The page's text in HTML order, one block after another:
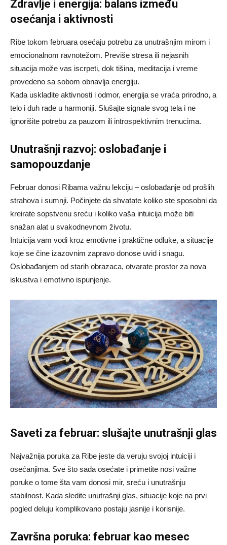
Zdravlje i energija: balans između
osećanja i aktivnosti
Ribe tokom februara osećaju potrebu za unutrašnjim mirom i
emocionalnom ravnotežom. Previše stresa ili nejasnih
situacija može vas iscrpeti, dok tišina, meditacija i vreme
provedeno sa sobom obnavlja energiju.
Kada uskladite aktivnosti i odmor, energija se vraća prirodno, a
telo i duh rade u harmoniji. Slušajte signale svog tela i ne
ignorišite potrebu za pauzom ili introspektivnim trenucima.
Unutrašnji razvoj: oslobađanje i
samopouzdanje
Februar donosi Ribama važnu lekciju – oslobađanje od prošlih
strahova i sumnji. Počinjete da shvatate koliko ste sposobni da
kreirate sopstvenu sreću i koliko vaša intuicija može biti
snažan alat u svakodnevnom životu.
Intuicija vam vodi kroz emotivne i praktične odluke, a situacije
koje se čine izazovnim zapravo donose uvid i snagu.
Oslobađanjem od starih obrazaca, otvarate prostor za nova
iskustva i emotivno ispunjenje.
Saveti za februar: slušajte unutrašnji glas
Najvažnija poruka za Ribe jeste da veruju svojoj intuiciji i
osećanjima. Sve što sada osećate i primetite nosi važne
poruke o tome šta vam donosi mir, sreću i unutrašnju
stabilnost. Kada sledite unutrašnji glas, situacije koje na prvi
pogled deluju komplikovano postaju jasnije i korisnije.
Završna poruka: februar kao mesec